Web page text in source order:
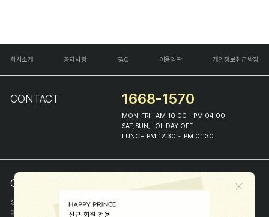
회사소개 공지사항 FAQ 이용약관 개인정보취급방침
CONTACT 1668-1570
MON-FRI : AM 10:00 - PM 04:00
SAT,SUN,HOLIDAY OFF
LUNCH PM 12:30 ~ PM 01:30
COMPANY INFO
상호
(주)해피프린스
대표
이화진